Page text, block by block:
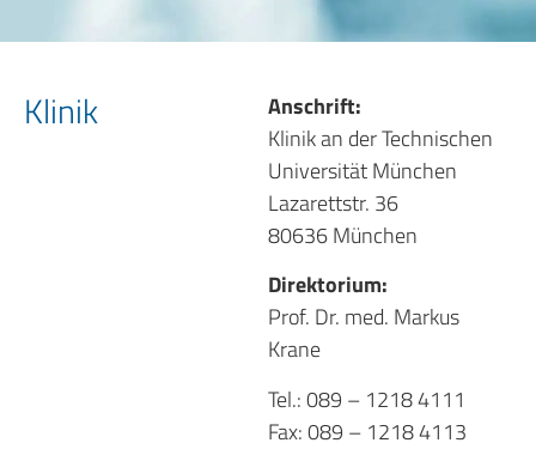
Klinik
Anschrift:
Klinik an der Technischen
Universität München
Lazarettstr. 36
80636 München
Direktorium:
Prof. Dr. med. Markus
Krane
Tel.: 089 – 1218 4111
Fax: 089 – 1218 4113